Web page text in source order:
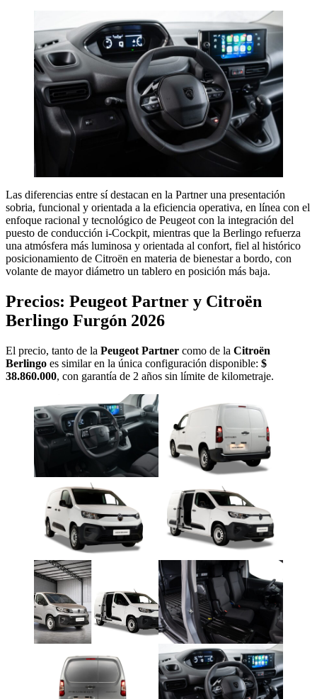
Las diferencias entre sí destacan en la Partner una presentación
sobria, funcional y orientada a la eficiencia operativa, en línea con el
enfoque racional y tecnológico de Peugeot con la integración del
puesto de conducción i-Cockpit, mientras que la Berlingo refuerza
una atmósfera más luminosa y orientada al confort, fiel al histórico
posicionamiento de Citroën en materia de bienestar a bordo, con
volante de mayor diámetro un tablero en posición más baja.
Precios: Peugeot Partner y Citroën
Berlingo Furgón 2026
El precio, tanto de la Peugeot Partner como de la Citroën
Berlingo es similar en la única configuración disponible: $
38.860.000, con garantía de 2 años sin límite de kilometraje.